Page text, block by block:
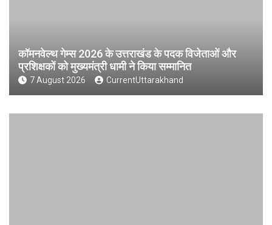
कॉमनवेल्थ गेम्स 2026 के उत्तराखंड के पदक विजेताओं और
प्रशिक्षकों को मुख्यमंत्री धामी ने किया सम्मानित
7 August 2026 CurrentUttarakhand